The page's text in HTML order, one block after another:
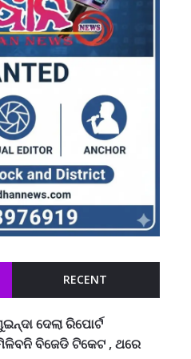
RECENT
ଦେଲା ରିପୋର୍ଟ
ବିଜେଡି ଟିକେଟ , ଥରେ